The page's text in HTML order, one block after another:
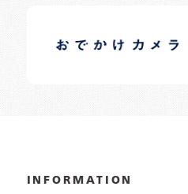
日常の様子など随時更新中です。
INFORMATION